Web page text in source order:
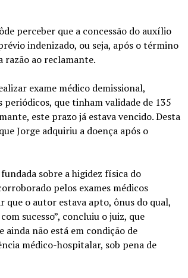
perceber que a concessão do auxílio
indenizado, ou seja, após o término
razão ao reclamante.
exame médico demissional,
que tinham validade de 135
este prazo já estava vencido. Desta
Jorge adquiriu a doença após o
sobre a higidez física do
pelos exames médicos
que o autor estava apto, ônus do qual,
sucesso”, concluiu o juiz, que
não está em condição de
médico-hospitalar, sob pena de